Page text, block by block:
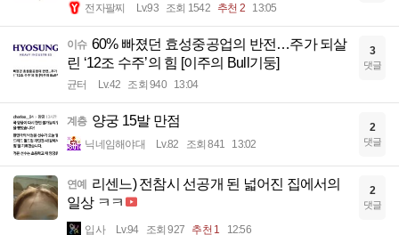
전자팔찌 Lv.93 조회 1542 추천 2 13:05
이슈 60% 빠졌던 효성중공업의 반전…주가 되살
린 ‘12조 수주’의 힘 [이주의 Bull기둥]
균터 Lv.42 조회 940 13:04
3
댓글
계층 양궁 15발 만점
닉네임해야대 Lv.82 조회 841 13:02
2
댓글
연예 리센느) 전참시 선공개 된 넓어진 집에서의
일상 ㅋㅋ
입사 Lv.94 조회 927 추천 1 12:56
2
댓글